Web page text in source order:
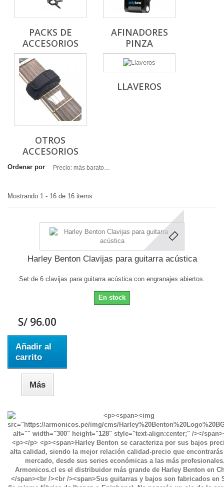
PACKS DE
ACCESORIOS
AFINADORES
PINZA
OTROS
ACCESORIOS
LLAVEROS
Ordenar por
Mostrando 1 - 16 de 16 items
Harley Benton Clavijas para guitarra acústica
Set de 6 clavijas para guitarra acústica con engranajes abiertos.
En stock
S/ 96.00
Añadir al
carrito
Más